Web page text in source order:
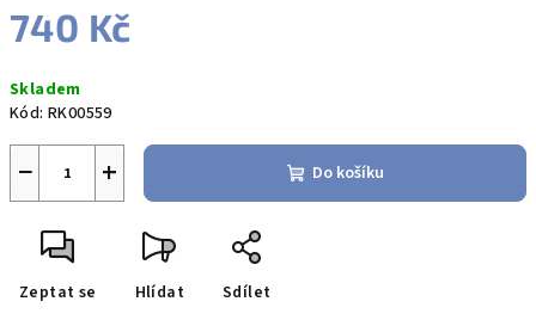
740 Kč
cena:
Skladem
Kód: RK00559
+
− Do košíku
Zeptat se Hlídat Sdílet